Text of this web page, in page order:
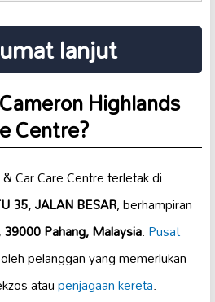
lanjut
Highlands
Centre?
Car Care Centre terletak di
35, JALAN BESAR, berhampiran
39000 Pahang, Malaysia.Pusat
pelanggan yang memerlukan
ataupenjagaan kereta.